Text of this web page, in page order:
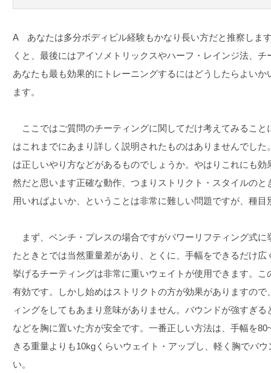
A あなたは多分ボディビル経験もかなり長い方だと推察しま
くと、最後にはアイソメトリックスやハーフ・レインジ法、
あなたも最も効果的にトレーニングするにはどうしたらよい
ます。
ここではご質問のチーティングに関してだけ考えてみること
はこれまでにあまり詳しく説明されたものはありませんでし
は正しいやり方などがあるものでしょうか。やはりこれにも
然だと思います正確な動作、つまりストリクト・スタイルの
用いればよいか、ということは非常に難しい問題ですが、種
まず、ベンチ・プレスの場合ですがパワーリフティング式に
たときとでは当然重量差があり、とくに、手幅をできるだけ
挙げるチーティングは非常に重いウェイトが使用できます。
有効です。しかし始めはストリクトの方が効果がありますの
ィングをしてもあまり意味がありません。バウンドが強すぎ
などを胸に置いた方が安全です。一番正しい方法は、手幅を
きる重量よりも10kgくらいウェイト・アップし、軽く胸でバ
い。